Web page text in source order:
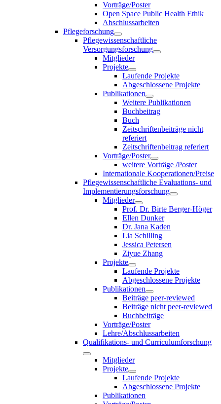
Vorträge/Poster
Open Space Public Health Ethik
Abschlussarbeiten
Pflegeforschung
Pflegewissenschaftliche
Versorgungsforschung
Mitglieder
Projekte
Laufende Projekte
Abgeschlossene Projekte
Publikationen
Weitere Publikationen
Buchbeitrag
Buch
Zeitschriftenbeiträge nicht
referiert
Zeitschriftenbeitrag referiert
Vorträge/Poster
weitere Vorträge /Poster
Internationale Kooperationen/Preise
Pflegewissenschaftliche Evaluations- und
Implementierungsforschung
Mitglieder
Prof. Dr. Birte Berger-Höger
Ellen Dunker
Dr. Jana Kaden
Lia Schilling
Jessica Petersen
Ziyue Zhang
Projekte
Laufende Projekte
Abgeschlossene Projekte
Publikationen
Beiträge peer-reviewed
Beiträge nicht peer-reviewed
Buchbeiträge
Vorträge/Poster
Lehre/Abschlussarbeiten
Qualifikations- und Curriculumforschung
Mitglieder
Projekte
Laufende Projekte
Abgeschlossene Projekte
Publikationen